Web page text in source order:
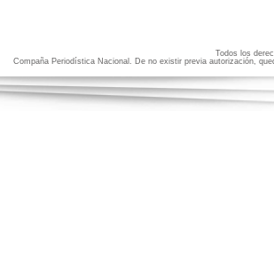
Todos los
Compaña Periodística Nacional. De no existir previa autorización,